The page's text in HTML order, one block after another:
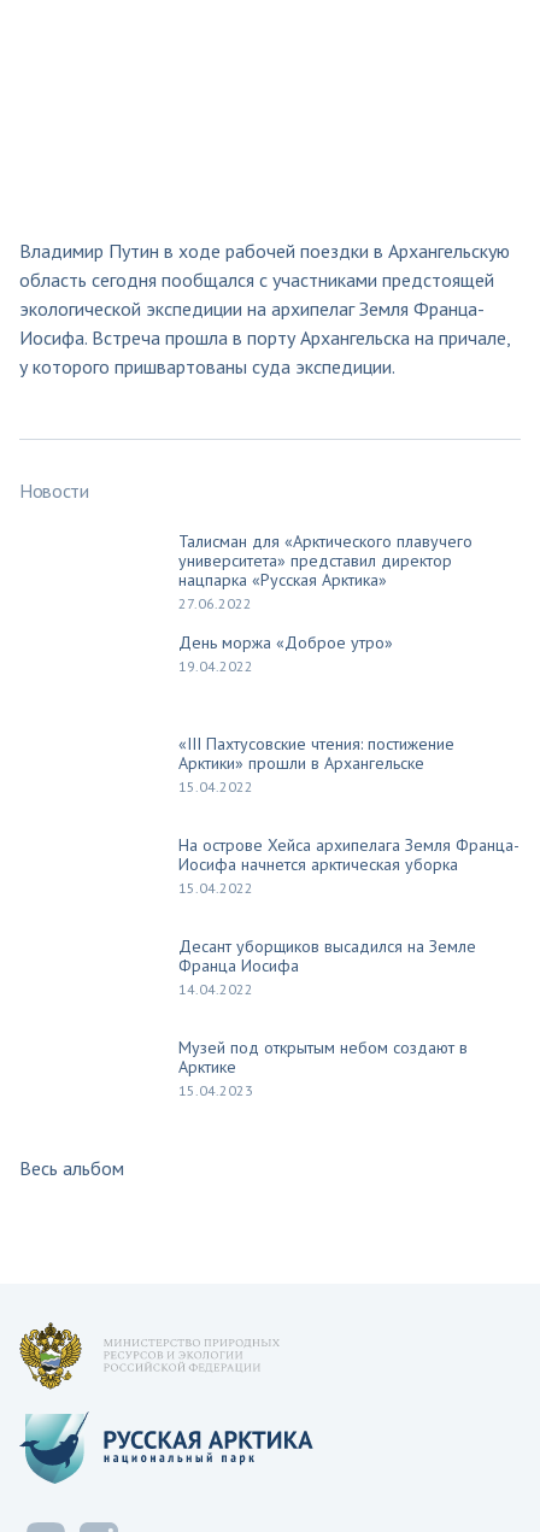
Владимир Путин в ходе рабочей поездки в Архангельскую
область сегодня пообщался с участниками предстоящей
экологической экспедиции на архипелаг Земля Франца-
Иосифа. Встреча прошла в порту Архангельска на причале,
у которого пришвартованы суда экспедиции.
Новости
Талисман для «Арктического плавучего
университета» представил директор
нацпарка «Русская Арктика»
27.06.2022
День моржа «Доброе утро»
19.04.2022
«III Пахтусовские чтения: постижение
Арктики» прошли в Архангельске
15.04.2022
На острове Хейса архипелага Земля Франца-
Иосифа начнется арктическая уборка
15.04.2022
Десант уборщиков высадился на Земле
Франца Иосифа
14.04.2022
Музей под открытым небом создают в
Арктике
15.04.2023
Весь альбом